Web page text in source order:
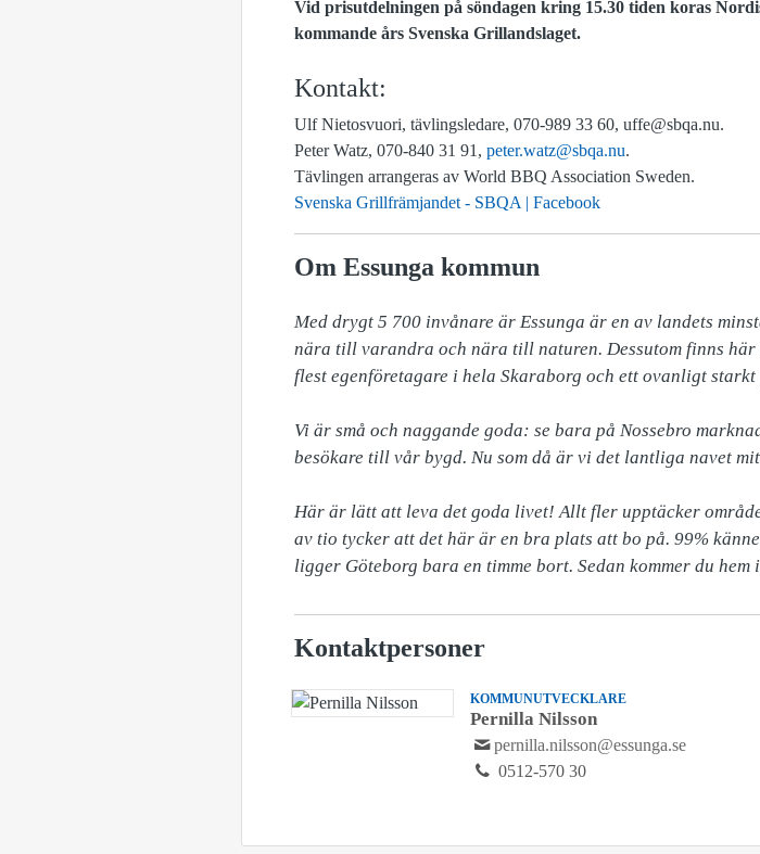
Vid prisutdelningen på söndagen kring 15.30 tiden koras
kommande års Svenska Grillandslaget.
Kontakt:
Ulf Nietosvuori, tävlingsledare, 070-989 33 60, uffe@sbqa.nu.
Peter Watz, 070-840 31 91, peter.watz@sbqa.nu.
Tävlingen arrangeras av World BBQ Association Sweden.
Svenska Grillfrämjandet - SBQA | Facebook
Om Essunga kommun
Med drygt 5 700 invånare är Essunga är en av landets
nära till varandra och nära till naturen. Dessutom finns
flest egenföretagare i hela Skaraborg och ett ovanligt
Vi är små och naggande goda: se bara på Nossebro
besökare till vår bygd. Nu som då är vi det lantliga navet
Här är lätt att leva det goda livet! Allt fler upptäcker
av tio tycker att det här är en bra plats att bo på. 99%
Kontaktpersoner
KOMMUNUTVECKLARE
Pernilla Nilsson
pernilla.nilsson@essunga.se
0512-570 30